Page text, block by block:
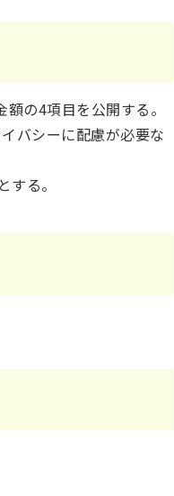
の4項目を公開する。
バシーに配慮が必要な
る。